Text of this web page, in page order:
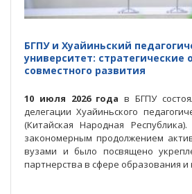
БГПУ и Хуайиньский
университет: стратегические
совместного развития
10 июля 2026 года в БГПУ
делегации Хуайиньского
(Китайская Народная
закономерным продолжением
вузами и было посвящено
партнерства в сфере образования и